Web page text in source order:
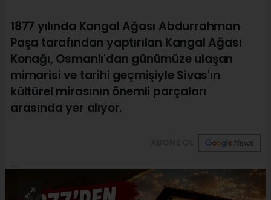
1877 yılında Kangal Ağası Abdurrahman
Paşa tarafından yaptırılan Kangal Ağası
Konağı, Osmanlı'dan günümüze ulaşan
mimarisi ve tarihi geçmişiyle Sivas'ın
kültürel mirasının önemli parçaları
arasında yer alıyor.